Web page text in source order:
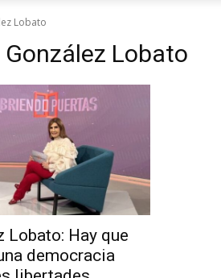
Lobato
González Lobato
Lobato: Hay que
democracia